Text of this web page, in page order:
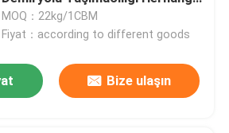
Bir Malı Kabul Eder
MOQ：22kg/1CBM
Fiyat：according to different goods
Bize ulaşın